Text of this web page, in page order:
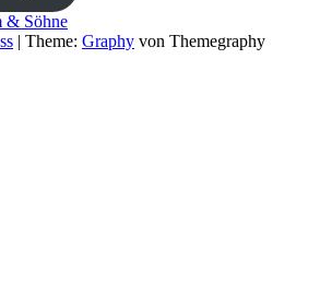
& Söhne
| Theme: Graphy von Themegraphy